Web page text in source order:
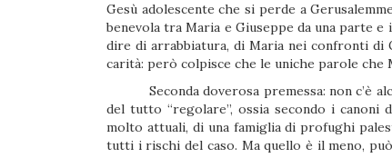
Gesù adolescente che si perde a
benevola tra Maria e Giuseppe da una parte
dire di arrabbiatura, di Maria nei confronti di
carità: però colpisce che le uniche parole che
Seconda doverosa premessa: non c’è
del tutto “regolare”, ossia secondo i canoni
molto attuali, di una famiglia di profughi
tutti i rischi del caso. Ma quello è il meno,